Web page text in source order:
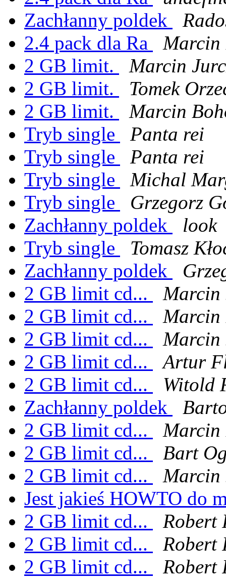
Zachłanny poldek
2.4 pack dla Ra
Marcin
2 GB limit.
Marcin
2 GB limit.
Tomek
2 GB limit.
Marcin
Tryb single
Panta rei
Tryb single
Panta rei
Tryb single
Michal
Tryb single
Grzegorz
Zachłanny poldek
look
Tryb single
Tomasz
Zachłanny poldek
2 GB limit cd...
Marcin
2 GB limit cd...
Marcin
2 GB limit cd...
Marcin
2 GB limit cd...
Artur
2 GB limit cd...
Witold
Zachłanny poldek
2 GB limit cd...
Marcin
2 GB limit cd...
Bart
2 GB limit cd...
Marcin
Jest jakieś HOWTO do
2 GB limit cd...
Robert
2 GB limit cd...
Robert
2 GB limit cd...
Robert